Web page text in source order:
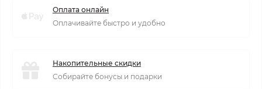
Оплата онлайн
Оплачивайте быстро и удобно
Накопительные скидки
Собирайте бонусы и подарки